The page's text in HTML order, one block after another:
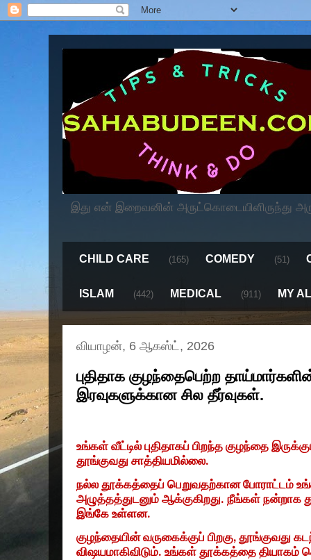
இது என் இறைவனின் அருட்கொடையிளிருந்து
CHILD CARE (165) COMEDY (51)
ISLAM (442) MEDICAL (911) MY
வியாழன், 6 ஆகஸ்ட், 2026
புதிதாக குழந்தைபெற்ற
இரவுகளுக்கான சில தீர்வுகள்.
உங்கள் வீட்டில் புதிதாகப் பிறந்த குழந்தை
தூங்குவது சாத்தியமில்லை.
நல்ல தூக்கத்தைப் பெறுவதற்கான போராட்டம்
அழுத்தத்துடனும் ஆக்குகிறது. நீங்கள் நன்றாக
இங்கே உள்ளன.
குழந்தையின் வருகைக்குப் பிறகு, தூங்குவது
விஷயமாகிவிடும். உங்கள் தூக்கத்தை தியாகம்